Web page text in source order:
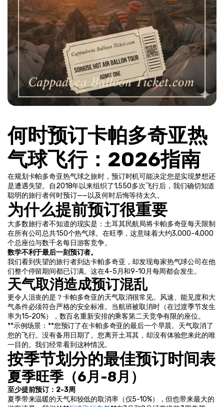
何时预订卡帕多奇亚热
气球飞行：2026指南
在规划卡帕多奇亚热气球之旅时，预订时机可能决定您是实现梦想还
是遭遇失望。自2018年以来组织了1,550多次飞行后，我们确切知道
聪明的旅行者何时预订——以及何时后悔等待太久。
为什么提前预订很重要
大多数旅行者不知道的现实是：土耳其民航局将卡帕多奇亚每天限制
在所有公司总共150个热气球。在旺季，这意味着大约3,000-4,000
个总座位与数千名每日游客竞争。
数学不利于最后一刻预订者。
我们看到失望的旅行者到达卡帕多奇亚，却发现每家热气球公司在他
们整个停留期间都已订满。这在4-5月和9-10月每周都会发生。
天气取消造成预订混乱
更令人沮丧的是？卡帕多奇亚的天气取消很常见。风速、能见度和大
气条件必须符合严格的安全标准。当航班被取消时（在过渡季节发生
率为15-20%），数百名重新安排的乘客第二天竞争有限的座位。
**示例场景：**您预订了在卡帕多奇亚的最后一个早晨。天气取消了
您的飞行。没有备用日期了。您离开土耳其，却没有体验您来此的唯
一目的。我们经常看到这种情况。
按季节划分的最佳预订时间表
夏季旺季（6月-8月）
至少提前预订：2-3周
夏季带来温暖的天气和较低的取消率（仅5-10%），但也带来最大的